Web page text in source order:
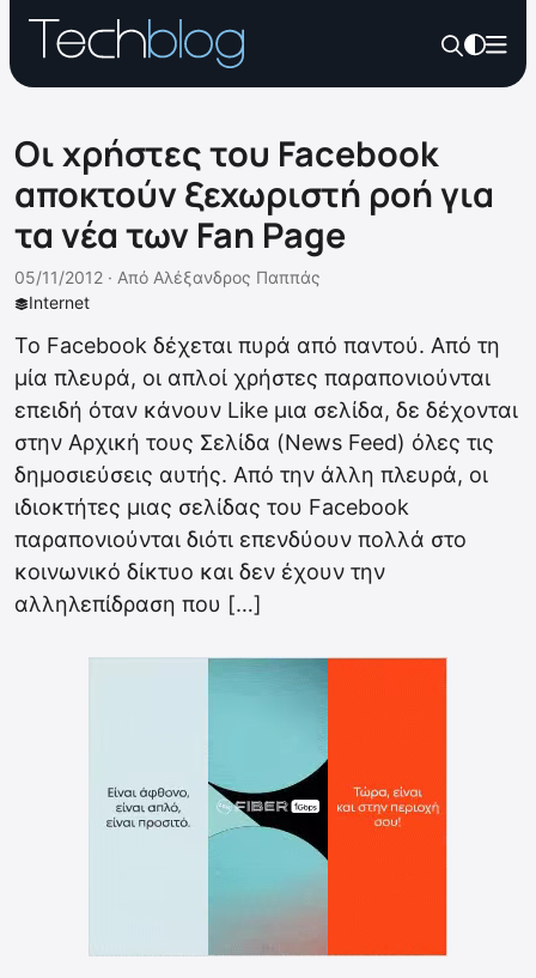
Οι χρήστες του Facebook
αποκτούν ξεχωριστή ροή για
τα νέα των Fan Page
Internet
05/11/2012 · Από Αλέξανδρος Παππάς
Το Facebook δέχεται πυρά από παντού. Από τη
μία πλευρά, οι απλοί χρήστες παραπονιούνται
επειδή όταν κάνουν Like μια σελίδα, δε δέχονται
στην Αρχική τους Σελίδα (News Feed) όλες τις
δημοσιεύσεις αυτής. Από την άλλη πλευρά, οι
ιδιοκτήτες μιας σελίδας του Facebook
παραπονιούνται διότι επενδύουν πολλά στο
κοινωνικό δίκτυο και δεν έχουν την
αλληλεπίδραση που […]